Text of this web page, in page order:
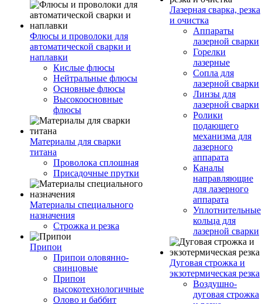
Флюсы и проволоки для
автоматической сварки и
наплавки
Кислые флюсы
Нейтральные флюсы
Основные флюсы
Высокоосновные
флюсы
Материалы для сварки
титана
Проволока сплошная
Присадочные прутки
Материалы специального
назначения
Строжка и резка
Припои
Припои оловянно-
свинцовые
Припои
высокотехнологичные
Олово и баббит
Лазерная сварка, резка
и очистка
Аппараты
лазерной сварки
Горелки
лазерные
Сопла для
лазерной сварки
Линзы для
лазерной сварки
Ролики
подающего
механизма для
лазерного
аппарата
Каналы
направляющие
для лазерного
аппарата
Уплотнительные
кольца для
лазерной сварки
Дуговая строжка и
экзотермическая резка
Воздушно-
дуговая строжка